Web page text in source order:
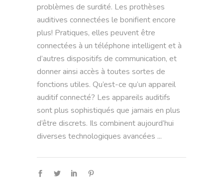
problèmes de surdité. Les prothèses
auditives connectées le bonifient encore
plus! Pratiques, elles peuvent être
connectées à un téléphone intelligent et à
d’autres dispositifs de communication, et
donner ainsi accès à toutes sortes de
fonctions utiles. Qu’est-ce qu’un appareil
auditif connecté? Les appareils auditifs
sont plus sophistiqués que jamais en plus
d’être discrets. Ils combinent aujourd’hui
diverses technologiques avancées